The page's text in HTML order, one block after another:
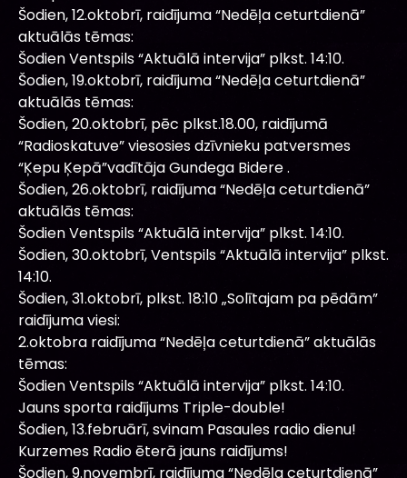
Šodien, 12.oktobrī, raidījuma “Nedēļa ceturtdienā”
aktuālās tēmas:
Šodien Ventspils “Aktuālā intervija” plkst. 14:10.
Šodien, 19.oktobrī, raidījuma “Nedēļa ceturtdienā”
aktuālās tēmas:
Šodien, 20.oktobrī, pēc plkst.18.00, raidījumā
“Radioskatuve” viesosies dzīvnieku patversmes
“Ķepu Ķepā”vadītāja Gundega Bidere .
Šodien, 26.oktobrī, raidījuma “Nedēļa ceturtdienā”
aktuālās tēmas:
Šodien Ventspils “Aktuālā intervija” plkst. 14:10.
Šodien, 30.oktobrī, Ventspils “Aktuālā intervija” plkst.
14:10.
Šodien, 31.oktobrī, plkst. 18:10 „Solītajam pa pēdām”
raidījuma viesi:
2.oktobra raidījuma “Nedēļa ceturtdienā” aktuālās
tēmas:
Šodien Ventspils “Aktuālā intervija” plkst. 14:10.
Jauns sporta raidījums Triple-double!
Šodien, 13.februārī, svinam Pasaules radio dienu!
Kurzemes Radio ēterā jauns raidījums!
Šodien, 9.novembrī, raidījuma “Nedēļa ceturtdienā”